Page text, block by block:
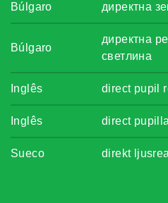
Búlgaro директна
Búlgaro
директна
светлина
Inglês direct pupil
Inglês direct
Sueco direkt